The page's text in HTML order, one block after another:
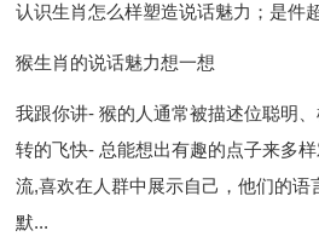
认识生肖怎么样塑造说话魅力；是件
猴生肖的说话魅力想一想
我跟你讲- 猴的人通常被描述位聪明
转的飞快- 总能想出有趣的点子来多
流,喜欢在人群中展示自己，他们的语
默...